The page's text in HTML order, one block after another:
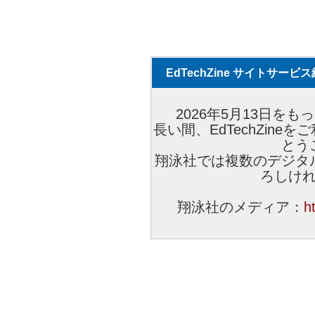
EdTechZine サイトサービス
2026年5月13日をも
長い間、EdTechZineを
とう
翔泳社では複数のデジ
ろしけ
翔泳社のメディア：